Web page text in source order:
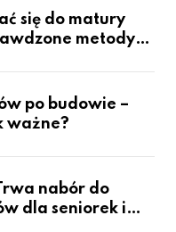
się do matury
metody
po budowie –
ważne?
nabór do
dla seniorek i